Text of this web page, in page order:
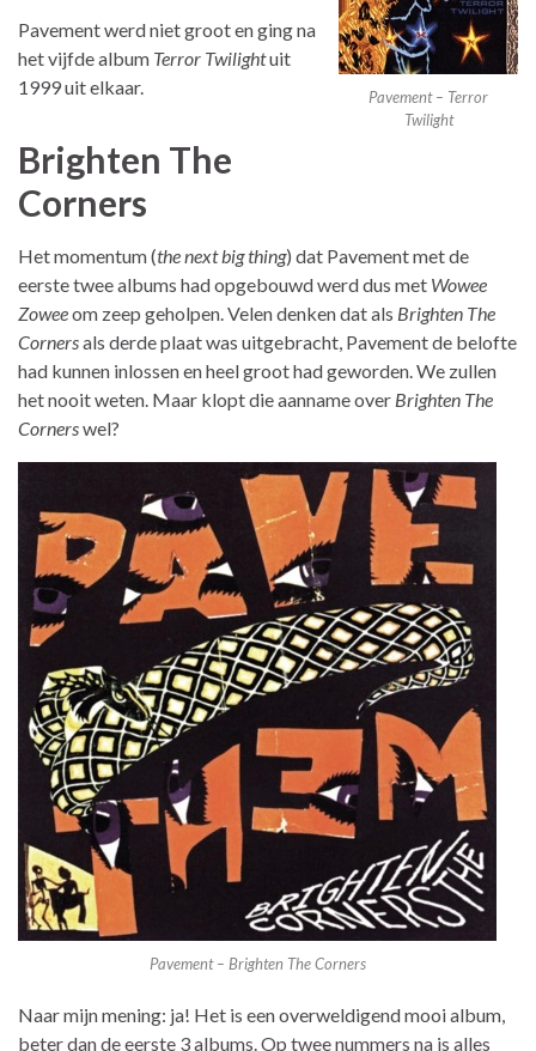
Pavement – Terror
Twilight
Pavement werd niet groot en ging na
het vijfde album Terror Twilightuit
1999 uit elkaar.
Brighten The
Corners
Het momentum (the next big thing) dat Pavement met de
eerste twee albums had opgebouwd werd dus met Wowee
Zoweeom zeep geholpen. Velen denken dat als Brighten The
Cornersals derde plaat was uitgebracht, Pavement de belofte
had kunnen inlossen en heel groot had geworden. We zullen
het nooit weten. Maar klopt die aanname over Brighten The
Cornerswel?
Pavement – Brighten The Corners
Naar mijn mening: ja! Het is een overweldigend mooi album,
beter dan de eerste 3 albums. Op twee nummers na is alles